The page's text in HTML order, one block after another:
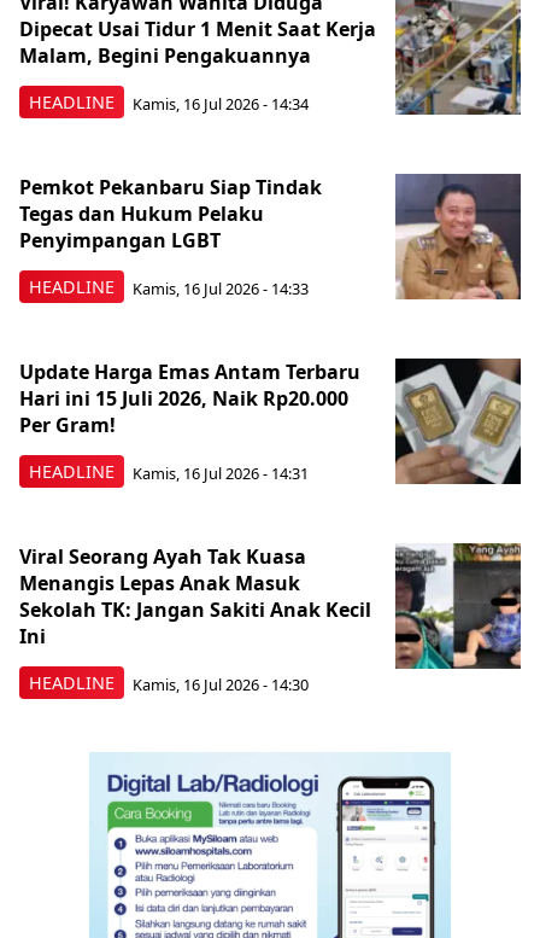
HEADLINE
Dipecat Usai Tidur 1 Menit Saat Kerja
Malam, Begini Pengakuannya
Kamis, 16 Jul 2026 - 14:34
HEADLINE
Pemkot Pekanbaru Siap Tindak
Tegas dan Hukum Pelaku
Penyimpangan LGBT
Kamis, 16 Jul 2026 - 14:33
HEADLINE
Update Harga Emas Antam Terbaru
Hari ini 15 Juli 2026, Naik Rp20.000
Per Gram!
Kamis, 16 Jul 2026 - 14:31
HEADLINE
Viral Seorang Ayah Tak Kuasa
Menangis Lepas Anak Masuk
Sekolah TK: Jangan Sakiti Anak Kecil
Ini
Kamis, 16 Jul 2026 - 14:30